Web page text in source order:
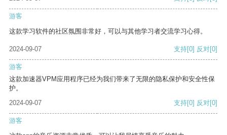
游客
这款学习软件的社区氛围非常好，可以与其他学习者交流学习心得。
2024-09-07 支持[0] 反对[0]
游客
这款加速器VPM应用程序已经为我们带来了无限的隐私保护和安全性保
护。
2024-09-07
支持[0] 反对[0]
游客